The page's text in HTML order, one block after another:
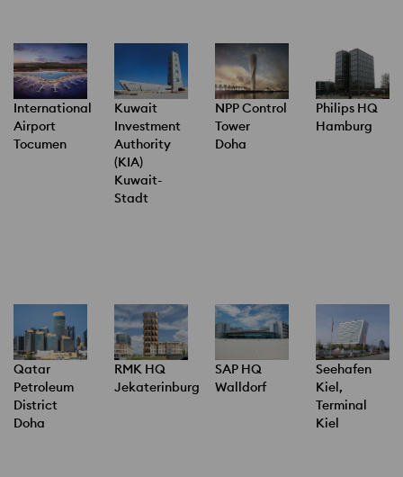
International
Airport
Tocumen
Kuwait
Investment
Authority
(KIA)
Kuwait-
Stadt
NPP Control
Tower
Doha
Philips HQ
Hamburg
Qatar
Petroleum
District
Doha
RMK HQ
Jekaterinburg
SAP HQ
Walldorf
Seehafen
Kiel,
Terminal
Kiel